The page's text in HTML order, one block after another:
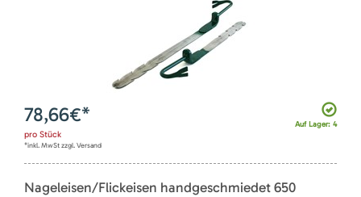
Auf Lager: 4
78,66€*
pro Stück
*inkl. MwSt zzgl. Versand
Nageleisen/Flickeisen handgeschmiedet 650